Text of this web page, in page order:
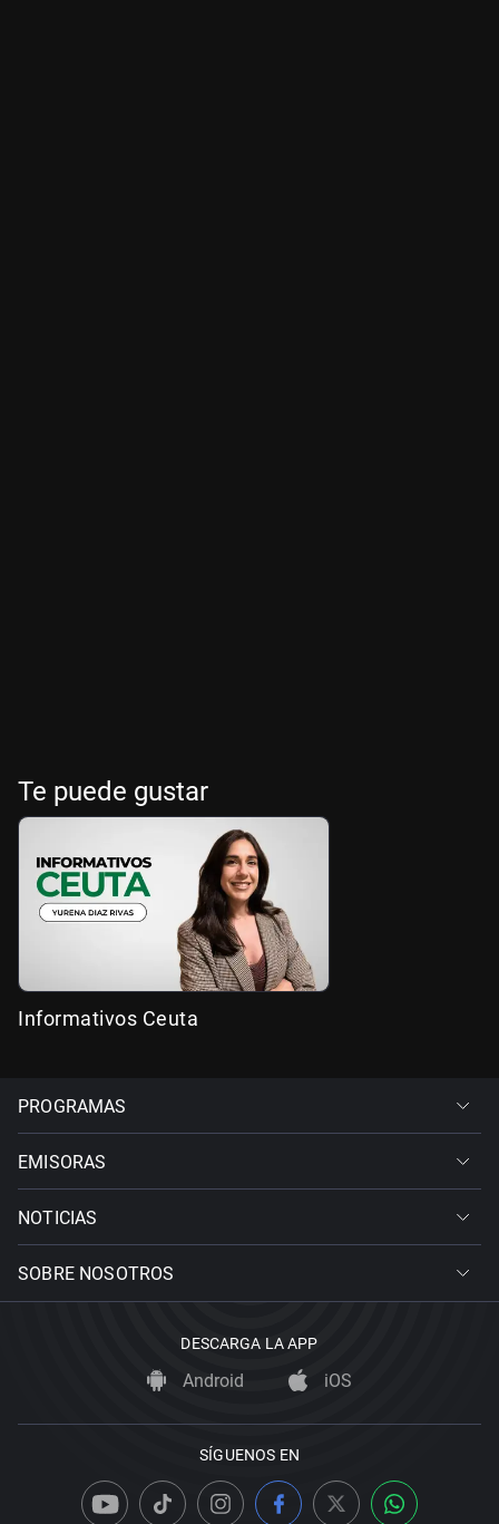
Te puede gustar
Informativos Ceuta
PROGRAMAS
EMISORAS
NOTICIAS
SOBRE NOSOTROS
DESCARGA LA APP
Android iOS
SÍGUENOS EN